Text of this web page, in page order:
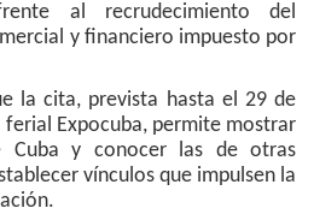
al recrudecimiento del
y financiero impuesto por
la cita, prevista hasta el 29 de
Expocuba, permite mostrar
Cuba y conocer las de otras
vínculos que impulsen la